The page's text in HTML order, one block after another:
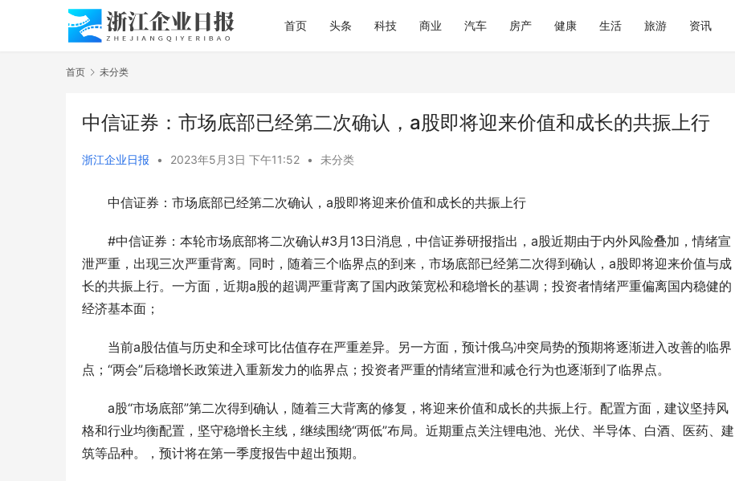
首页 头条 科技 商业 汽车 房产 健康 生活 旅游 资讯
首页 未分类
中信证券：市场底部已经第二次确认，a股即将迎来价值和成长的共振上行
浙江企业日报 • 2023年5月3日 下午11:52 • 未分类
中信证券：市场底部已经第二次确认，a股即将迎来价值和成长的共振上行
#中信证券：本轮市场底部将二次确认#3月13日消息，中信证券研报指出，a股近期由于内外风险叠加，情绪宣
泄严重，出现三次严重背离。同时，随着三个临界点的到来，市场底部已经第二次得到确认，a股即将迎来价值与成
长的共振上行。一方面，近期a股的超调严重背离了国内政策宽松和稳增长的基调；投资者情绪严重偏离国内稳健的
经济基本面；
当前a股估值与历史和全球可比估值存在严重差异。另一方面，预计俄乌冲突局势的预期将逐渐进入改善的临界
点；“两会”后稳增长政策进入重新发力的临界点；投资者严重的情绪宣泄和减仓行为也逐渐到了临界点。
a股“市场底部”第二次得到确认，随着三大背离的修复，将迎来价值和成长的共振上行。配置方面，建议坚持风
格和行业均衡配置，坚守稳增长主线，继续围绕“两低”布局。近期重点关注锂电池、光伏、半导体、白酒、医药、建
筑等品种。，预计将在第一季度报告中超出预期。